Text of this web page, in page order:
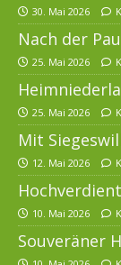
30. Mai 2026
Nach der
25. Mai 2026
25. Mai 2026
Mit
12. Mai 2026
10. Mai 2026
Souveräner